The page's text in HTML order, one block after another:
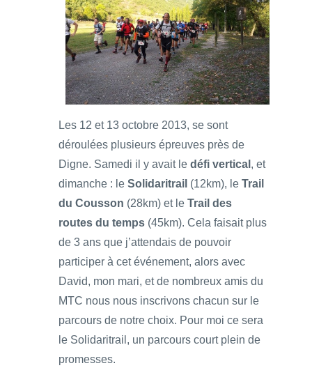
Les 12 et 13 octobre 2013, se sont
déroulées plusieurs épreuves près de
Digne. Samedi il y avait le défi vertical , et
dimanche : le Solidaritrail (12km), le Trail
du Cousson (28km) et le Trail des
routes du temps (45km). Cela faisait plus
de 3 ans que j’attendais de pouvoir
participer à cet événement, alors avec
David, mon mari, et de nombreux amis du
MTC nous nous inscrivons chacun sur le
parcours de notre choix. Pour moi ce sera
le Solidaritrail, un parcours court plein de
promesses.